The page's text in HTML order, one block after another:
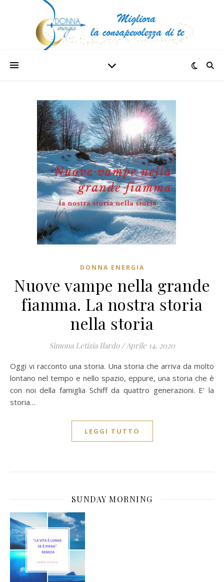
DONNA ENERGIA
Nuove vampe nella grande
fiamma. La nostra storia
nella storia
Simona Letizia Ilardo /Aprile 14, 2020
Oggi vi racconto una storia. Una storia che arriva da molto
lontano nel tempo e nello spazio, eppure, una storia che è
con noi della famiglia Schiff da quattro generazioni. E’ la
storia…
LEGGI TUTTO
SUNDAY MORNING